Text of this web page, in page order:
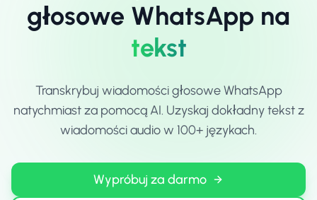
głosowe WhatsApp na
tekst
Transkrybuj wiadomości głosowe WhatsApp
natychmiast za pomocą AI. Uzyskaj dokładny tekst z
wiadomości audio w 100+ językach.
Wypróbuj za darmo